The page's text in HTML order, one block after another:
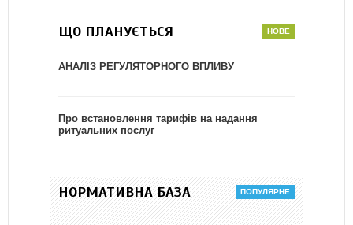
ЩО ПЛАНУЄТЬСЯ
АНАЛІЗ РЕГУЛЯТОРНОГО ВПЛИВУ
Про встановлення тарифів на надання
ритуальних послуг
НОРМАТИВНА БАЗА